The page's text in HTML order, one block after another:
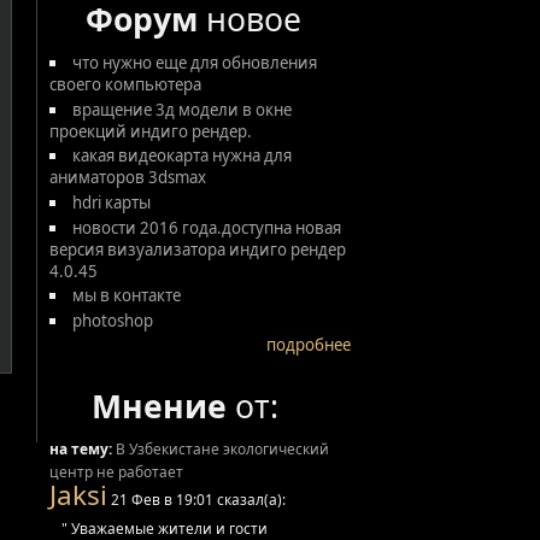
Форум новое
что нужно еще для обновления
своего компьютера
вращение 3д модели в окне
проекций индиго рендер.
какая видеокарта нужна для
аниматоров 3dsmax
hdri карты
новости 2016 года.доступна новая
версия визуализатора индиго рендер
4.0.45
мы в контакте
photoshop
подробнее
Мнение от:
на тему: В Узбекистане экологический
центр не работает
Jaksi 21 Фев в 19:01 сказал(а):
" Уважаемые жители и гости